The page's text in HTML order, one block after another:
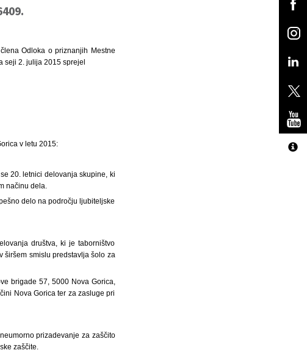
Odloka o priznanjih Mestne
seji 2. julija 2015 sprejel
v letu 2015:
20. letnici delovanja skupine, ki
načinu dela.
delo na področju ljubiteljske
društva, ki je taborništvo
širšem smislu predstavlja šolo za
brigade 57, 5000 Nova Gorica,
Nova Gorica ter za zasluge pri
prizadevanje za zaščito
zaščite.